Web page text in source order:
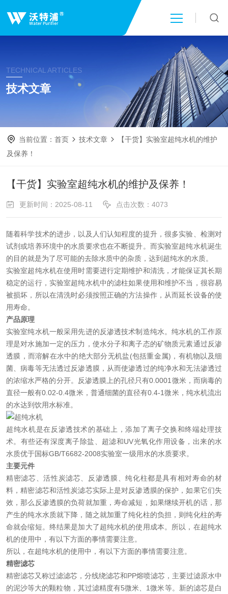
产品中心
新闻中心
成功案例
在线留言
联系我们
TECHNICAL ARTICLES
技术文章
当前位置：首页 技术文章
【干货】实验室超纯水机的维护
及保养！
【干货】实验室超纯水机的维护及保养！
更新时间：2025-08-11 点击次数：4073
随着科学技术的进步，以及人们认知程度的提升，很多实验、检测对
试剂或培养环境中的水质要求也在不断提升。而实验室超纯水机诞生
的目的就是为了尽可能的去除水质中的杂质，达到超纯水的水质。
实验室超纯水机在使用时需要进行定期维护和清洗，才能保证其长期
稳定的运行，实验室超纯水机中的滤柱如果使用和维护不当，很容易
被损坏，所以在清洗时必须按照正确的方法操作，从而延长设备的使
用寿命。
产品原理
实验室纯水机一般采用先进的反渗透技术制造纯水。纯水机的工作原
理是对水施加一定的压力，使水分子和离子态的矿物质元素通过反渗
透膜，而溶解在水中的绝大部分无机盐(包括重金属)，有机物以及细
菌、病毒等无法透过反渗透膜，从而使渗透过的纯净水和无法渗透过
的浓缩水严格的分开。反渗透膜上的孔径只有0.0001微米，而病毒的
直径一般有0.02-0.4微米，普通细菌的直径有0.4-1微米，纯水机流出
的水达到饮用水标准。
超纯水机是在反渗透技术的基础上，添加了离子交换和终端处理技
术。有些还有深度离子除盐、超滤和UV光氧化作用设备，出来的水
水质优于国标GB/T6682-2008实验室一级用水的水质要求。
主要元件
精密滤芯、活性炭滤芯、反渗透膜、纯化柱都是具有相对寿命的材
料，精密滤芯和活性炭滤芯实际上是对反渗透膜的保护，如果它们失
效，那么反渗透膜的负荷就加重，寿命减短，如果继续开机的话，那
产生的纯水水质就下降，随之就加重了纯化柱的负担，则纯化柱的寿
命就会缩短。终结果是加大了超纯水机的使用成本。所以，在超纯水
机的使用中，有以下方面的事情需要注意。
所以，在超纯水机的使用中，有以下方面的事情需要注意。
精密滤芯
精密滤芯又称过滤滤芯，分线绕滤芯和PP熔喷滤芯，主要过滤原水中
的泥沙等大的颗粒物，其过滤精度有5微米、1微米等。新的滤芯是白